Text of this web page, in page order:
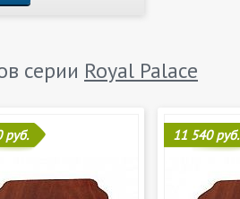
серии Royal Palace
руб. 11 540 руб.